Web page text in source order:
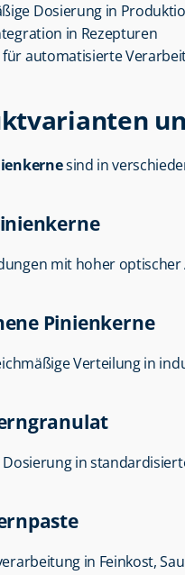
Dosierung in
in Rezepturen
für automatisierte
sind in
mit hoher
Pinienkerne
Verteilung in
Dosierung in
in Feinkost,